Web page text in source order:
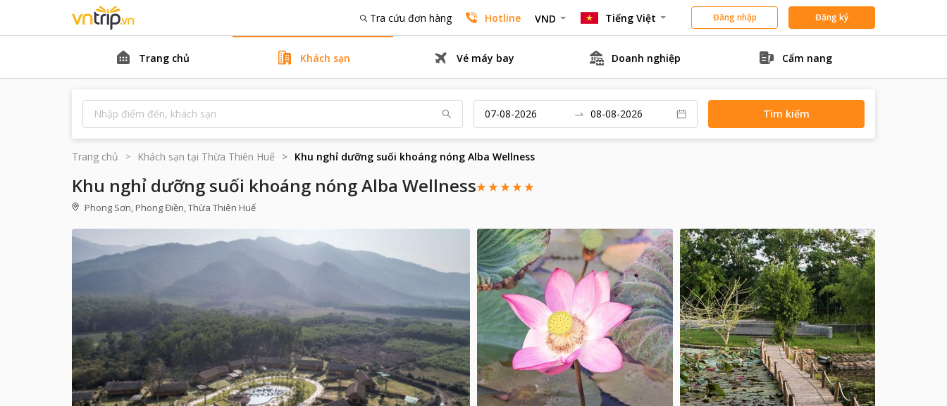
Tra cứu đơn hàng Hotline VND Tiếng Việt Đăng nhập Đăng ký
Trang chủ Khách sạn Vé máy bay Doanh nghiệp Cẩm nang
Tìm kiếm
Trang chủ Khách sạn tại Thừa Thiên Huế Khu nghỉ dưỡng suối khoáng nóng Alba Wellness
Khu nghỉ dưỡng suối khoáng nóng Alba Wellness
Phong Sơn, Phong Điền, Thừa Thiên Huế